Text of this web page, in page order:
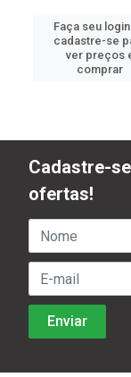
Faça seu
cadastre-se
ver preços
comprar
Cadastre-
ofertas!